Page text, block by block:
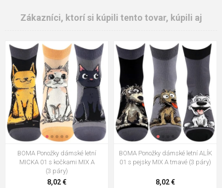
Zákazníci, ktorí si kúpili tento tovar, kúpili aj
BOMA Ponožky dámské letní
MICKA 01 s kočkami MIX A
(3 páry)
8,02 €
BOMA Ponožky dámské letní ALÍK
01 s pejsky MIX A tmavé (3 páry)
8,02 €